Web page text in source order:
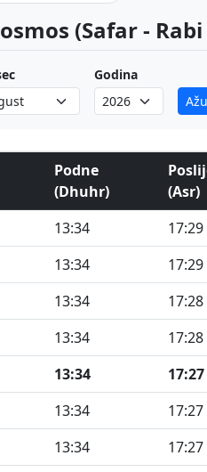
(Safar -
Godina
Podne
(Dhuhr)
(Asr)
13:34 17:29
13:34 17:29
13:34 17:28
13:34 17:28
13:34 17:27
13:34 17:27
13:34 17:27